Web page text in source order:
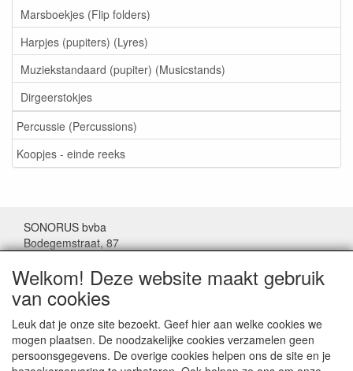
Marsboekjes (Flip folders)
Harpjes (pupiters) (Lyres)
Muziekstandaard (pupiter) (Musicstands)
Dirgeerstokjes
Percussie (Percussions)
Koopjes - einde reeks
SONORUS bvba
Bodegemstraat, 87
België
Mail:sonorus@skynet.be
Welkom! Deze website maakt gebruik
van cookies
Leuk dat je onze site bezoekt. Geef hier aan welke cookies we
mogen plaatsen. De noodzakelijke cookies verzamelen geen
persoonsgegevens. De overige cookies helpen ons de site en je